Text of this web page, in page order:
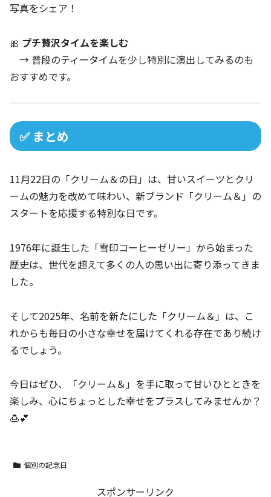
写真をシェア！
🎀 プチ贅沢タイムを楽しむ
→ 普段のティータイムを少し特別に演出してみるのも
おすすめです。
✅ まとめ
11月22日の「クリーム＆の日」は、甘いスイーツとクリ
ームの魅力を改めて味わい、新ブランド「クリーム＆」の
スタートを応援する特別な日です。
1976年に誕生した「雪印コーヒーゼリー」から始まった
歴史は、世代を超えて多くの人の思い出に寄り添ってきま
した。
そして2025年、名前を新たにした「クリーム＆」は、こ
れからも毎日の小さな幸せを届けてくれる存在であり続け
るでしょう。
今日はぜひ、「クリーム＆」を手に取って甘いひとときを
楽しみ、心にちょっとした幸せをプラスしてみませんか？
🍮💕
個別の記念日
スポンサーリンク